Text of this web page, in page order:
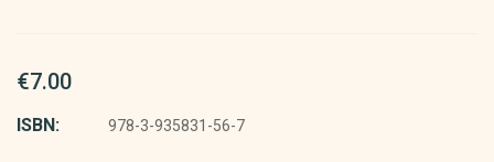
€7.00
ISBN: 978-3-935831-56-7